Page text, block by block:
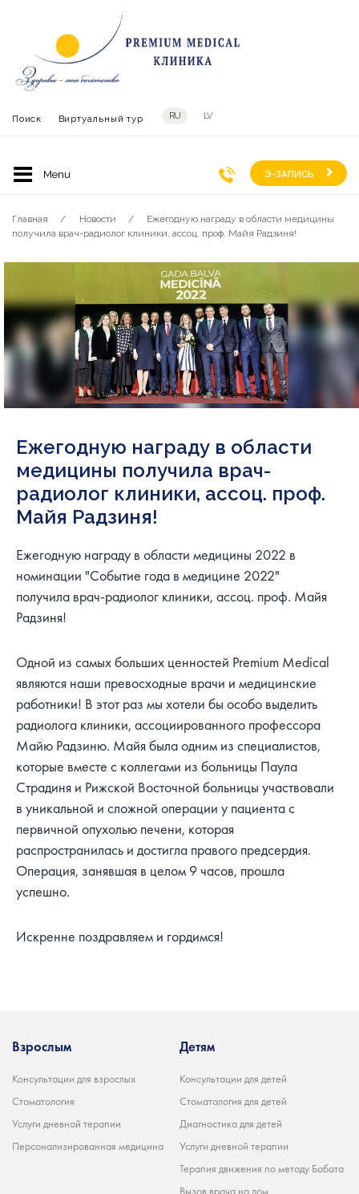
Поиск Виртуальный тур RU LV
Э-ЗАПИСЬ
Главная Новости
Ежегодную награду в области медицины
получила врач-радиолог клиники, ассоц. проф. Майя Радзиня!
Ежегодную награду в области
медицины получила врач-
радиолог клиники, ассоц. проф.
Майя Радзиня!
Ежегодную награду в области медицины 2022 в
номинации "Событие года в медицине 2022"
получила врач-радиолог клиники, ассоц. проф. Майя
Радзиня!
Одной из самых больших ценностей Premium Medical
являются наши превосходные врачи и медицинские
работники! В этот раз мы хотели бы особо выделить
радиолога клиники, ассоциированного профессора
Майю Радзиню. Майя была одним из специалистов,
которые вместе с коллегами из больницы Паула
Страдиня и Рижской Восточной больницы участвовали
в уникальной и сложной операции у пациента с
первичной опухолью печени, которая
распространилась и достигла правого предсердия.
Операция, занявшая в целом 9 часов, прошла
успешно.
Искренне поздравляем и гордимся!
Взрослым
Консультации для взрослых
Стоматология
Услуги дневной терапии
Персонализированная медицина
Детям
Консультации для детей
Стоматология для детей
Диагностика для детей
Услуги дневной терапии
Терапия движения по методу Бобата
Вызов врача на дом